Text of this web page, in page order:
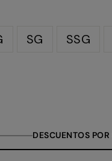
SG SSG
DESCUENTOS